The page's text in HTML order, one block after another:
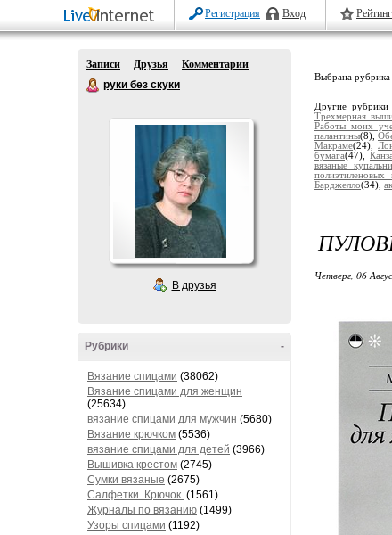
Регистрация Вход
Записи Друзья
Комментарии
руки без скуки
В друзья
-
Рубрики
Вязание спицами (38062)
Вязание спицами для женщин
(25634)
вязание спицами для мужчин (5680)
Вязание крючком (5536)
вязание спицами для детей (3966)
Вышивка крестом (2745)
Сумки вязаные (2675)
Салфетки. Крючок. (1561)
Журналы по вязанию (1499)
Узоры спицами (1192)
Выбрана рубрика
Другие
Трехмерная
Работы моих
палантины(8),
Макраме(24),
бумага(47),
вязаные
полиэтиленовых
Барджелло(34),
Четверг, 06